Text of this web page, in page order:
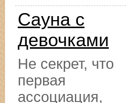
Сауна с
девочками
Не секрет, что
первая
ассоциация,